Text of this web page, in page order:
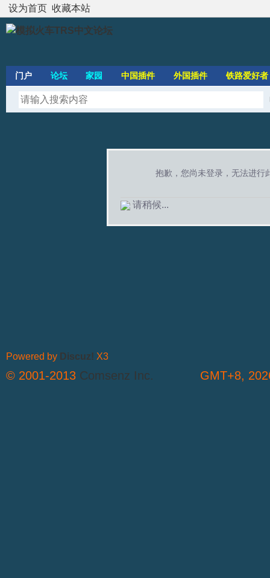
设为首页 收藏本站
门户 论坛 家园 中国插件 外国插件 铁路爱好者
抱歉，您尚未登录，无法进行
请稍候...
GMT+8,
Powered by Discuz! X3
© 2001-2013 Comsenz Inc.